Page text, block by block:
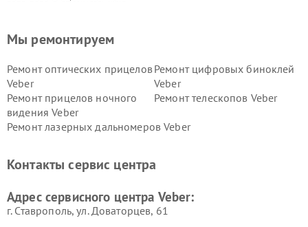
Мы ремонтируем
Ремонт оптических прицелов
Veber
Ремонт цифровых биноклей
Veber
Ремонт прицелов ночного
видения Veber
Ремонт телескопов Veber
Ремонт лазерных дальномеров Veber
Контакты сервис центра
Адрес сервисного центра Veber:
г. Ставрополь, ул. Доваторцев, 61